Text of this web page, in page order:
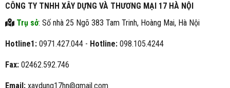
CÔNG TY TNHH XÂY DỰNG VÀ THƯƠNG MẠI 17 HÀ NỘI
Trụ sở: Số nhà 25 Ngõ 383 Tam Trinh, Hoàng Mai, Hà Nội
Hotline1:0971.427.044 - Hotline:098.105.4244
Fax:02462.592.746
Email:xaydung17hn@gmail.com